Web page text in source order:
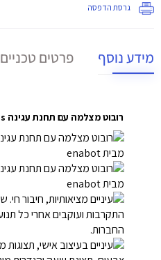
גרסת הדפסה
מידע נוסף פרטים טכניים
רובוט מצלמה עם תחנת עגינה EBO Air 2 Plus מבית enabot